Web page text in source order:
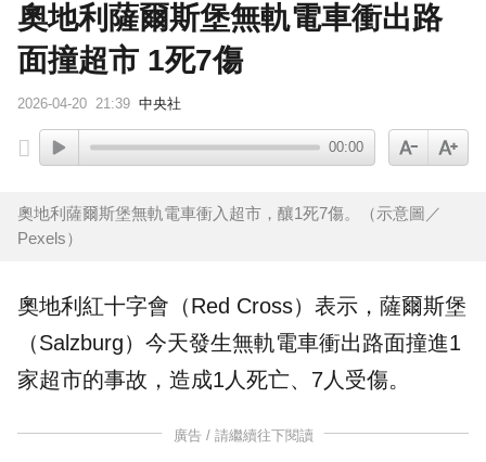
奧地利薩爾斯堡無軌電車衝出路
面撞超市 1死7傷
2026-04-20 21:39 中央社
00:00
奧地利薩爾斯堡無軌電車衝入超市，釀1死7傷。（示意圖／
Pexels）
奧地利 紅十字會 （Red Cross）表示， 薩爾斯堡
（Salzburg）今天發生無軌電車衝出路面撞進1
家超市的事故，造成1人死亡、7人受傷。
廣告 / 請繼續往下閱讀